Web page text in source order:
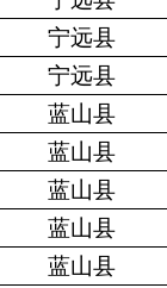
宁远县
宁远县
蓝山县
蓝山县
蓝山县
蓝山县
蓝山县